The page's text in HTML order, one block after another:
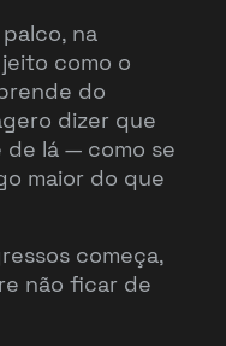
na
como o
do
dizer que
lá — como se
maior do que
começa,
não ficar de